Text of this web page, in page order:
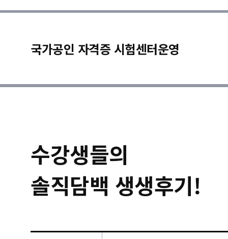
국가공인 자격증 시험센터운영
수강생들의
솔직담백 생생후기!